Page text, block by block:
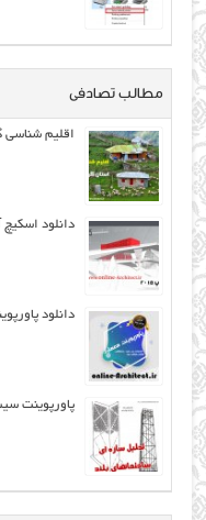
مطالب تصادفی
اقلیم شناسی
دانلود اسکیچ آپ
دانلود
پاورپوینت